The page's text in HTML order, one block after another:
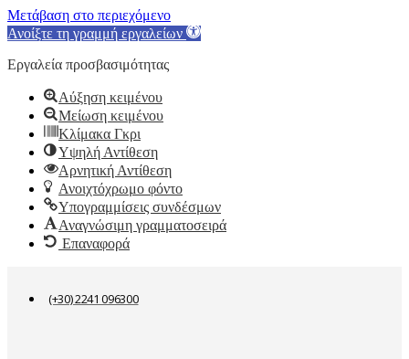
Μετάβαση στο περιεχόμενο
Ανοίξτε τη γραμμή εργαλείων
Εργαλεία προσβασιμότητας
Αύξηση κειμένου
Μείωση κειμένου
Κλίμακα Γκρι
Υψηλή Αντίθεση
Αρνητική Αντίθεση
Ανοιχτόχρωμο φόντο
Υπογραμμίσεις συνδέσμων
Αναγνώσιμη γραμματοσειρά
Επαναφορά
(+30) 2241 096300